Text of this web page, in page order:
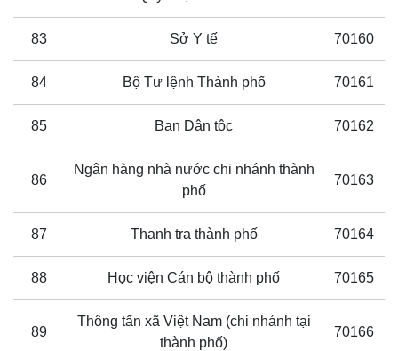
83 Sở Y tế 70160
84 Bộ Tư lệnh Thành phố 70161
85 Ban Dân tộc 70162
86
Ngân hàng nhà nước chi nhánh thành
phố
70163
87 Thanh tra thành phố 70164
88 Học viện Cán bộ thành phố 70165
89
Thông tấn xã Việt Nam (chi nhánh tại
thành phố)
70166